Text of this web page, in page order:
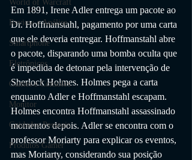
World of Warcraft
Review e Análise
Smartphone
Eletrônicos
Games e Consoles
Monitor
Cuidados Pessoais
Produtos Gamer
Em 1891, Irene Adler entrega um pacote ao
Dr. Hoffmanstahl, pagamento por uma carta
que ele deveria entregar. Hoffmanstahl abre
o pacote, disparando uma bomba oculta que
é impedida de detonar pela intervenção de
Sherlock Holmes. Holmes pega a carta
enquanto Adler e Hoffmanstahl escapam.
Holmes encontra Hoffmanstahl assassinado
momentos depois. Adler se encontra com o
professor Moriarty para explicar os eventos,
mas Moriarty, considerando sua posição